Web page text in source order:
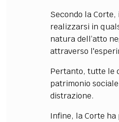
Secondo la
realizzarsi in
natura dell’atto
attraverso
Pertanto, tutte le
patrimonio
distrazione.
Infine, la Corte